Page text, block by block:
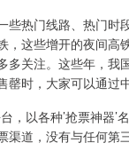
些热门线路、热门
，这些增开的夜间
多关注。这些年，
时，大家可以通过
，以各种’抢票神器
渠道，没有与任何